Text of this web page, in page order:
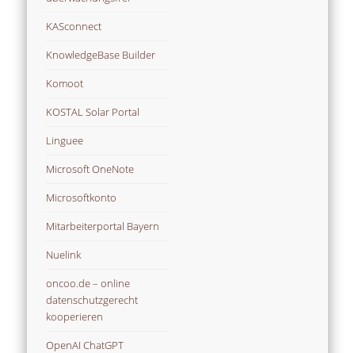
KASconnect
KnowledgeBase Builder
Komoot
KOSTAL Solar Portal
Linguee
Microsoft OneNote
Microsoftkonto
Mitarbeiterportal Bayern
Nuelink
oncoo.de – online
datenschutzgerecht
kooperieren
OpenAI ChatGPT